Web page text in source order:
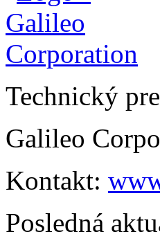
Technický
Galileo
Kontakt:
Posledná